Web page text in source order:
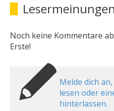
Noch keine Kommentare
Erste!
Melde dich
lesen oder
hinterlassen.